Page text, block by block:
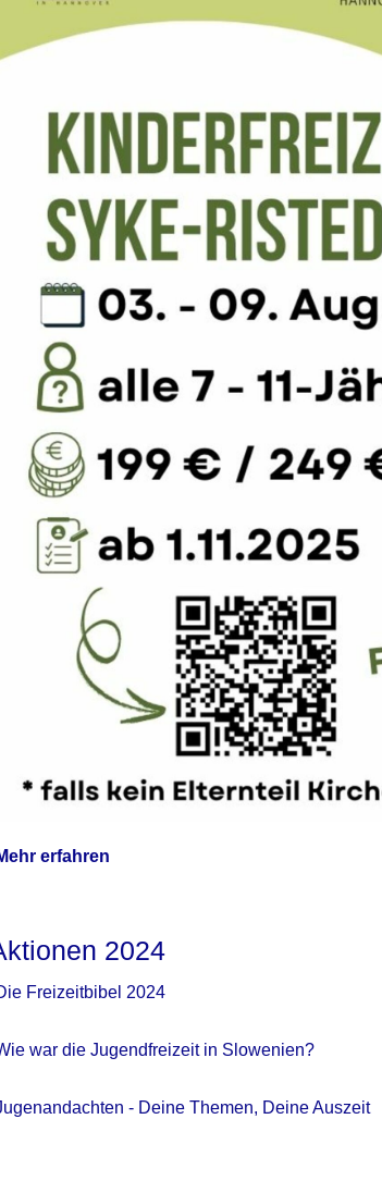
erfahren
2024
Freizeitbibel 2024
war die Jugendfreizeit in Slowenien?
- Deine Themen, Deine Auszeit